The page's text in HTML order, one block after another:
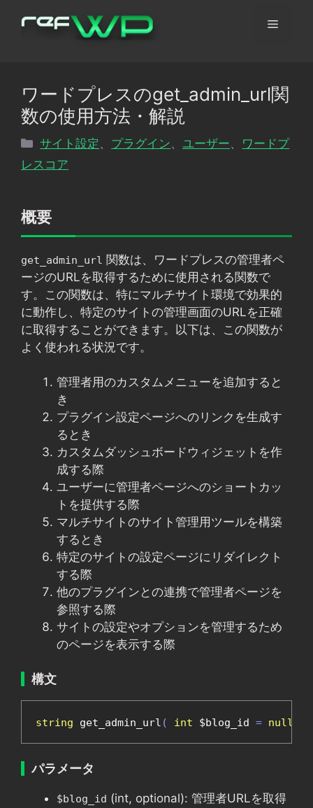
メ
ュ
ー
ワードプレスのget_admin_url関
数の使用方法・解説
カ
テ
ー
サイト設定 プラグイン 、ユーザー
ワードプ
レスコア
概要
get_admin_url 関数は、ワードプレスの管理者ペ
ージのURLを取得するために使用される関数で
す。この関数は、特にマルチサイト環境で効果的
に動作し、特定のサイトの管理画面のURLを正確
に取得することができます。以下は、この関数が
よく使われる状況です。
管理者用のカスタムメニューを追加すると
き
プラグイン設定ページへのリンクを生成す
るとき
カスタムダッシュボードウィジェットを作
成する際
ユーザーに管理者ページへのショートカッ
トを提供する際
マルチサイトのサイト管理用ツールを構築
するとき
特定のサイトの設定ページにリダイレクト
する際
他のプラグインとの連携で管理者ページを
参照する際
サイトの設定やオプションを管理するため
のページを表示する際
構文
string get_admin_url ( int $blog_id = null
パラメータ
$blog_id (int, optional): 管理者URLを取得